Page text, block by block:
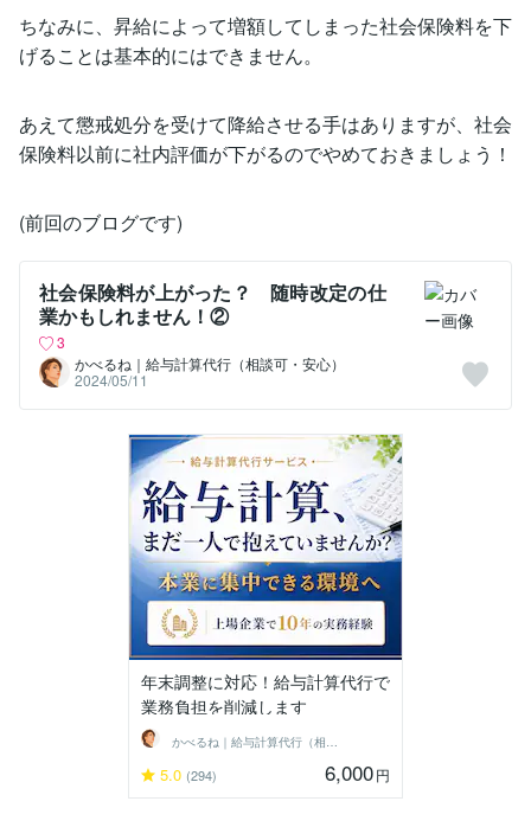
ちなみに、昇給によって増額してしまった社会保険料を下
げることは基本的にはできません。
あえて懲戒処分を受けて降給させる手はありますが、社会
保険料以前に社内評価が下がるのでやめておきましょう！
(前回のブログです)
社会保険料が上がった？ 随時改定の仕
業かもしれません！②
3
かべるね｜給与計算代行（相談可・安心）
2024/05/11
年末調整に対応！給与計算代行で
業務負担を削減します
かべるね｜給与計算代行（相談可・安心）
5.0 (294) 6,000円